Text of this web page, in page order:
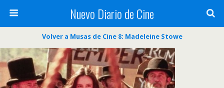
Nuevo Diario de Cine
Volver a Musas de Cine 8: Madeleine Stowe